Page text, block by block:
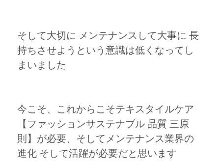
そして大切に メンテナンスして大事に 長
持ちさせようという意識は低くなってし
まいました
今こそ、これからこそテキスタイルケア
【ファッションサステナブル 品質 三原
則】が必要、そしてメンテナンス業界の
進化 そして活躍が必要だと思います